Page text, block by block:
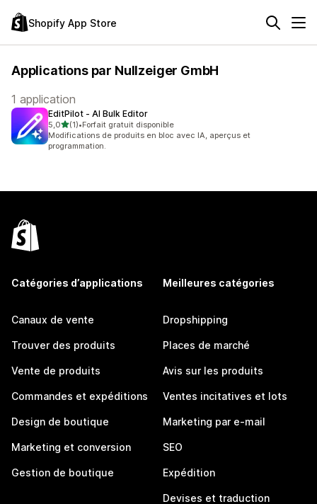
Shopify App Store
Applications par Nullzeiger GmbH
1 application
EditPilot ‑ AI Bulk Editor
5,0étoile(s) sur 5
(1)
1 avis au total
•Forfait gratuit disponible
Modifications de produits en bloc avec IA, aperçus et
programmation.
Catégories d’applications
Canaux de vente
Trouver des produits
Vente de produits
Commandes et expéditions
Design de boutique
Marketing et conversion
Gestion de boutique
Meilleures catégories
Dropshipping
Places de marché
Avis sur les produits
Ventes incitatives et lots
Marketing par e-mail
SEO
Expédition
Devises et traduction